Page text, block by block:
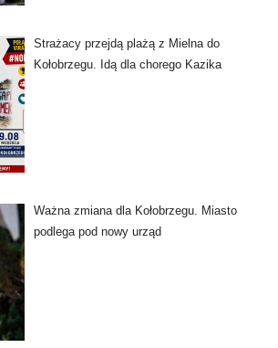
Strażacy przejdą plażą z Mielna do
Kołobrzegu. Idą dla chorego Kazika
Ważna zmiana dla Kołobrzegu. Miasto
podlega pod nowy urząd